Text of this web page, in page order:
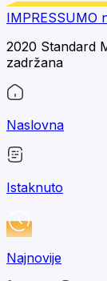
IMPRESSUMO
2020 Standard
zadržana
Naslovna
Istaknuto
Najnovije